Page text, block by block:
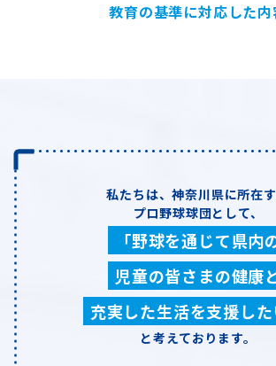
教育の基準に対応した内
私たちは、神奈川県に所在
プロ野球球団として、
「野球を通じて県内
児童の皆さまの健康
充実した生活を支援した
と考えております。